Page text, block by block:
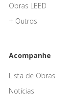
Obras LEED
+ Outros
Acompanhe
Lista de Obras
Notícias